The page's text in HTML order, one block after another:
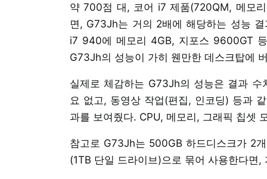
약 700점 대, 코어 i7 제품(720QM, 메모
면, G73Jh는 거의 2배에 해당하는 성능
i7 940에 메모리 4GB, 지포스 9600GT
G73Jh의 성능이 가히 웬만한 데스크탑에
실제로 체감하는 G73Jh의 성능은 결과
요 없고, 동영상 작업(편집, 인코딩) 등과
과를 보여줬다. CPU, 메모리, 그래픽 칩셋
참고로 G73Jh는 500GB 하드디스크가 2
(1TB 단일 드라이브)으로 묶어 사용한다면